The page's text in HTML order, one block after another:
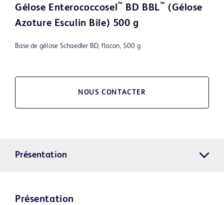
Gélose Enterococcosel™ BD BBL™ (Gélose
Azoture Esculin Bile) 500 g
Base de gélose Schaedler BD, flacon, 500 g
NOUS CONTACTER
Présentation
Présentation